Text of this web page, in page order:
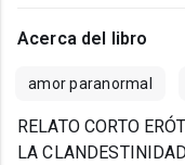
Acerca del libro
amor paranormal
RELATO CORTO
LA